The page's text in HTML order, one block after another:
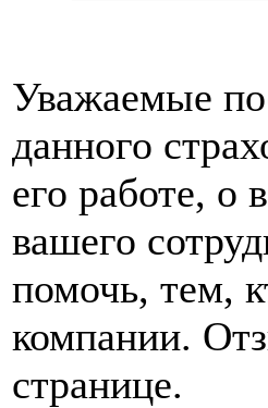
Уважаемые
данного
его работе, о
вашего
помочь, тем,
компании.
странице.